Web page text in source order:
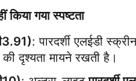
किया गया स्पष्टता
: पारदर्शी एलईडी
दृश्यता मायने रखती है।